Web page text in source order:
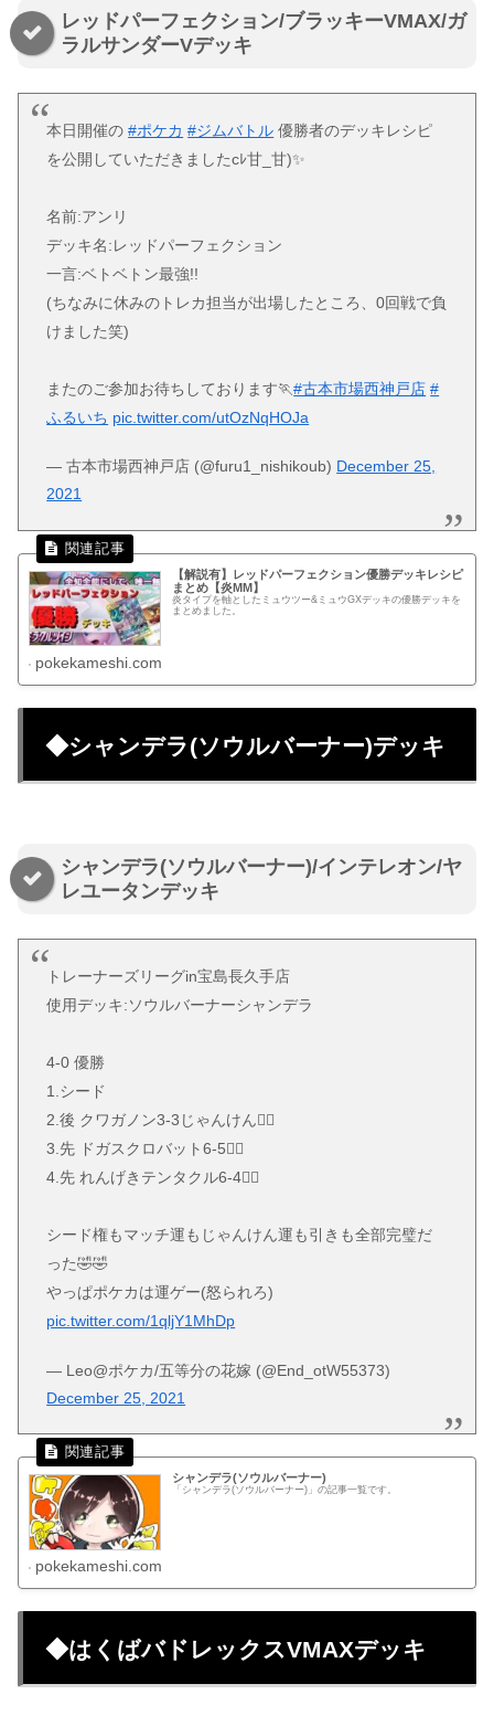
レッドパーフェクション/ブラッキーVMAX/ガ
ラルサンダーVデッキ
本日開催の#ポケカ #ジムバトル 優勝者のデッキレシピ
を公開していただきましたcﾚ甘_甘)✨
名前:アンリ
デッキ名:レッドパーフェクション
一言:ベトベトン最強!!
(ちなみに休みのトレカ担当が出場したところ、0回戦で負
けました笑)
またのご参加お待ちしております🏃#古本市場西神戸店 #
ふるいち pic.twitter.com/utOzNqHOJa
— 古本市場西神戸店 (@furu1_nishikoub) December 25,
2021
【解説有】レッドパーフェクション優勝デッキレシピ
まとめ【炎MM】
炎タイプを軸としたミュウツー&ミュウGXデッキの優勝デッキを
まとめました。
pokekameshi.com
◆シャンデラ(ソウルバーナー)デッキ
シャンデラ(ソウルバーナー)/インテレオン/ヤ
レユータンデッキ
トレーナーズリーグin宝島長久手店
使用デッキ:ソウルバーナーシャンデラ
4-0 優勝
1.シード
2.後 クワガノン3-3じゃんけん🙆‍♂
3.先 ドガスクロバット6-5🙆‍♂
4.先 れんげきテンタクル6-4🙆‍♂
シード権もマッチ運もじゃんけん運も引きも全部完璧だ
った🤣🤣
やっぱポケカは運ゲー(怒られろ)
pic.twitter.com/1qljY1MhDp
— Leo@ポケカ/五等分の花嫁 (@End_otW55373)
December 25, 2021
シャンデラ(ソウルバーナー)
「シャンデラ(ソウルバーナー)」の記事一覧です。
pokekameshi.com
◆はくばバドレックスVMAXデッキ